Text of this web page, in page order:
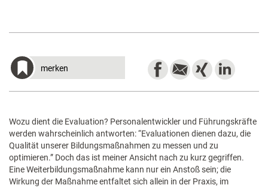
merken
Wozu dient die Evaluation? Personalentwickler und Führungskräfte
werden wahrscheinlich antworten: “Evaluationen dienen dazu, die
Qualität unserer Bildungsmaßnahmen zu messen und zu
optimieren.” Doch das ist meiner Ansicht nach zu kurz gegriffen.
Eine Weiterbildungsmaßnahme kann nur ein Anstoß sein; die
Wirkung der Maßnahme entfaltet sich allein in der Praxis, im